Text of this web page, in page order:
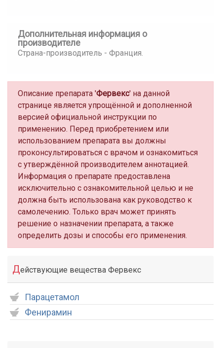
Дополнительная информация о
производителе
Страна-производитель - Франция.
Описание препарата 'Фервекс' на данной
странице является упрощённой и дополненной
версией официальной инструкции по
применению. Перед приобретением или
использованием препарата вы должны
проконсультироваться с врачом и ознакомиться
с утверждённой производителем аннотацией.
Информация о препарате предоставлена
исключительно с ознакомительной целью и не
должна быть использована как руководство к
самолечению. Только врач может принять
решение о назначении препарата, а также
определить дозы и способы его применения.
Действующие вещества Фервекс
Парацетамол
Фенирамин